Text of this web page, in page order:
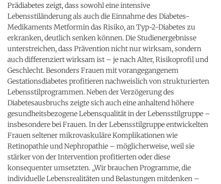
Prädiabetes zeigt, dass sowohl eine intensive
Lebensstiländerung als auch die Einnahme des Diabetes-
Medikaments Metformin das Risiko, an Typ-2-Diabetes zu
erkranken, deutlich senken können. Die Studienergebnisse
unterstreichen, dass Prävention nicht nur wirksam, sondern
auch differenziert wirksam ist – je nach Alter, Risikoprofil und
Geschlecht. Besonders Frauen mit vorangegangenem
Gestationsdiabetes profitieren nachweislich von strukturierten
Lebensstilprogrammen. Neben der Verzögerung des
Diabetesausbruchs zeigte sich auch eine anhaltend höhere
gesundheitsbezogene Lebensqualität in der Lebensstilgruppe –
insbesondere bei Frauen. In der Lebensstilgruppe entwickelten
Frauen seltener mikrovaskuläre Komplikationen wie
Retinopathie und Nephropathie – möglicherweise, weil sie
stärker von der Intervention profitierten oder diese
konsequenter umsetzten. „Wir brauchen Programme, die
individuelle Lebensrealitäten und Belastungen mitdenken –